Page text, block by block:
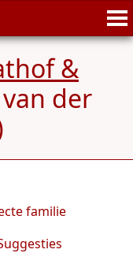
&
der
familie